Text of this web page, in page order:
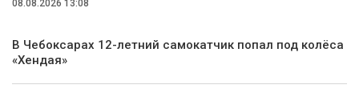
08.08.2026 13:08
В Чебоксарах 12-летний самокатчик попал под колёса
«Хендая»